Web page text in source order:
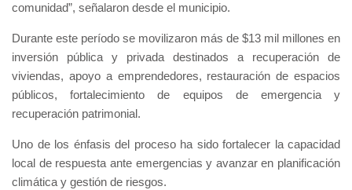
comunidad”, señalaron desde el municipio.
Durante este período se movilizaron más de $13 mil millones en
inversión pública y privada destinados a recuperación de
viviendas, apoyo a emprendedores, restauración de espacios
públicos, fortalecimiento de equipos de emergencia y
recuperación patrimonial.
Uno de los énfasis del proceso ha sido fortalecer la capacidad
local de respuesta ante emergencias y avanzar en planificación
climática y gestión de riesgos.